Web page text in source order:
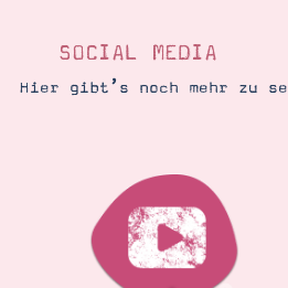
SOCIAL MEDIA
Hier gibt’s noch mehr zu